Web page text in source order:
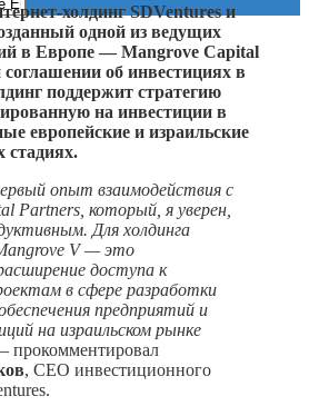
холдинг SDVentures и
одной из ведущих
в Европе — Mangrove Capital
соглашении об инвестициях в
поддержит стратегию
на инвестиции в
европейские и израильские
стадиях.
опыт взаимодействия с
Partners , который, я уверен,
Для холдинга
V — это
доступа к
в сфере разработки
предприятий и
на израильском рынке
прокомментировал
, CEO инвестиционного